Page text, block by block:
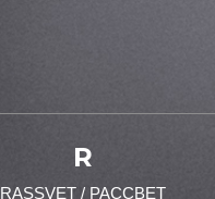
R
RASSVET / PACCBET